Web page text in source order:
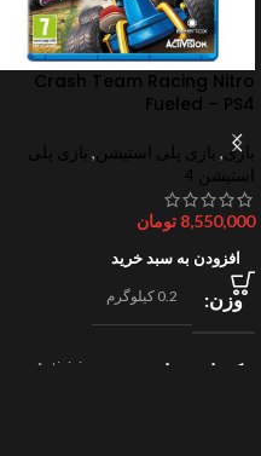
Crash Team Racing Nitro
Fueled – PS4
بازی, بازی پلی استیشن , بازی پلی
استیشن 4
8,550,000 تومان
افزودن به سبد خرید
وزن 0.2 کیلوگرم
کمپانی سازنده
Activision